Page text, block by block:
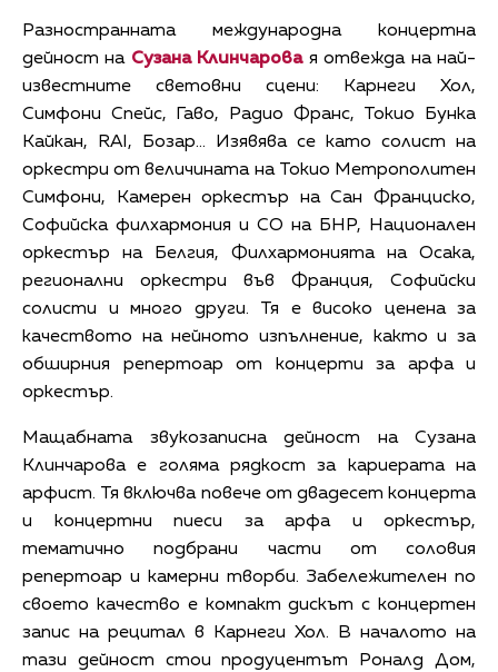
Разностранната международна концертна
дейност на Сузана Клинчаровая отвежда на най-
известните световни сцени: Карнеги Хол,
Симфони Спейс, Гаво, Радио Франс, Токио Бунка
Кайкан, RAI, Бозар… Изявява се като солист на
оркестри от величината на Токио Метрополитен
Симфони, Камерен оркестър на Сан Франциско,
Софийска филхармония и СО на БНР, Национален
оркестър на Белгия, Филхармонията на Осака,
регионални оркестри във Франция, Софийски
солисти и много други. Тя е високо ценена за
качеството на нейното изпълнение, както и за
обширния репертоар от концерти за арфа и
оркестър.
Мащабната звукозаписна дейност на Сузана
Клинчарова е голяма рядкост за кариерата на
арфист. Тя включва повече от двадесет концерта
и концертни пиеси за арфа и оркестър,
тематично подбрани части от соловия
репертоар и камерни творби. Забележителен по
своето качество е компакт дискът с концертен
запис на рецитал в Карнеги Хол. В началото на
тази дейност стои продуцентът Роналд Дом,